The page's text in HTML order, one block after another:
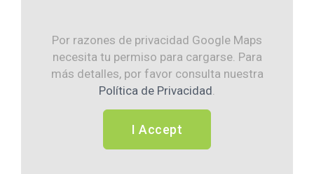
Por razones de privacidad Google Maps
necesita tu permiso para cargarse. Para
más detalles, por favor consulta nuestra
Política de Privacidad
I Accept